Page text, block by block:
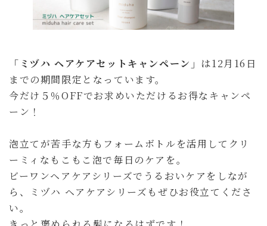
「ミヅハ ヘアケアセットキャンペーン」 は12月16日
までの期間限定となっています。
今だけ５％OFFでお求めいただけるお得なキャンペ
ーン！
泡立てが苦手な方もフォームボトルを活用してクリ
ーミィなもこもこ泡で毎日のケアを。
ビーワンヘアケアシリーズでうるおいケアをしなが
ら、ミヅハ ヘアケアシリーズもぜひお役立てくださ
い。